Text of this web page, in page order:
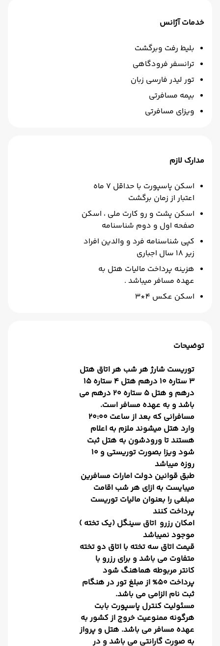
خدمات آژانس
بلیط رفت وبرگشت
ترانسفر فرودگاهی
تور لیدر فارسی زبان
بیمه مسافرتی
ویزای مسافرتی
مدارک لازم
اسکن پاسپورت با حداقل 7 ماه
اعتبار از زمان برگشت
اسکن پشت و رو کارت ملی ، اسکن
صفحه اول و دوم شناسنامه
کپی شناسنامه فرد و والدین افراد
زیر ۱۸ سال اجباری
هزینه پرداخت مالیات هتل به
عهده مسافر میباشد .
اسکن عکس 4*3
توضیحات
توریست شارژ هر شب هر اتاق هتل
3 ستاره 10 درهم هتل 4 ستاره 15
درهم و هتل 5 ستاره 20 درهم می
باشد و به عهده مسافر است.
مسافرانی که بعد از ساعت 20:00
وارد هتل میشوند ملزم به اعلام
هستند تا ورودشون به هتل ثبت
شود ویزا بصورت توریستی و 10
روزه میباشد
طبق قوانین دولت امارات مسافرین
میبایست به ازای هر شب اقامت
مبلغی را بعنوان مالیات توریست
پرداخت کنند
امکان رزرو اتاق سینگل (یک تخته )
موجود نمیباشد
قیمت اتاق سه تخته با اتاق دو تخته
متفاوت می باشد و برای رزرو با
کانتر مربوطه هماهنگ شود
پرداخت 50% از مبلغ تور در هنگام
ثبت نام الزامی می باشد.
مسئولیت کنترل پاسپورت بابت
هرگونه ممنوعیت خروج از کشور به
عهده مسافر می باشد. هتل و پرواز
به صورت گارانتی می باشد و در